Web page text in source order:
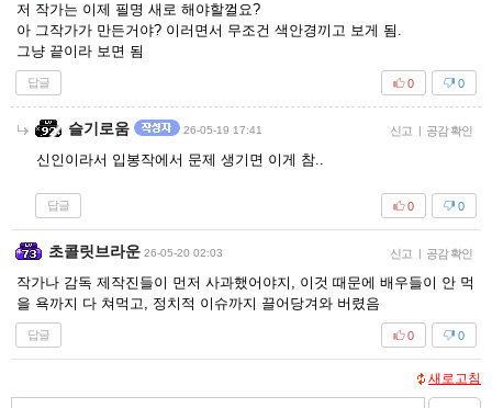
저 작가는 이제 필명 새로 해야할껄요?
아 그작가가 만든거야? 이러면서 무조건 색안경끼고 보게 됨.
그냥 끝이라 보면 됨
답글 0
0
슬기로움 26-05-19 17:41 신고 | 공감 확인
신인이라서 입봉작에서 문제 생기면 이게 참..
답글 0
0
초콜릿브라운 26-05-20 02:03 신고 | 공감 확인
작가나 감독 제작진들이 먼저 사과했어야지, 이것 때문에 배우들이 안 먹
을 욕까지 다 쳐먹고, 정치적 이슈까지 끌어당겨와 버렸음
답글 0
0
새로고침